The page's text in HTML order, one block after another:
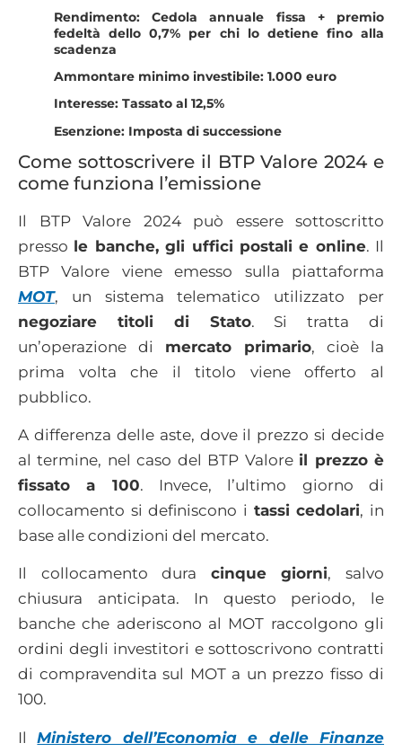
Rendimento: Cedola annuale fissa + premio
fedeltà dello 0,7% per chi lo detiene fino alla
scadenza
Ammontare minimo investibile: 1.000 euro
Interesse: Tassato al 12,5%
Esenzione: Imposta di successione
Come sottoscrivere il BTP Valore 2024 e
come funziona l’emissione
Il BTP Valore 2024 può essere sottoscritto
presso le banche, gli uffici postali e online. Il
BTP Valore viene emesso sulla piattaforma
MOT, un sistema telematico utilizzato per
negoziare titoli di Stato. Si tratta di
un’operazione di mercato primario, cioè la
prima volta che il titolo viene offerto al
pubblico.
A differenza delle aste, dove il prezzo si decide
al termine, nel caso del BTP Valore il prezzo è
fissato a 100. Invece, l’ultimo giorno di
collocamento si definiscono i tassi cedolari, in
base alle condizioni del mercato.
Il collocamento dura cinque giorni, salvo
chiusura anticipata. In questo periodo, le
banche che aderiscono al MOT raccolgono gli
ordini degli investitori e sottoscrivono contratti
di compravendita sul MOT a un prezzo fisso di
100.
IlMinistero dell’Economia e delle Finanze